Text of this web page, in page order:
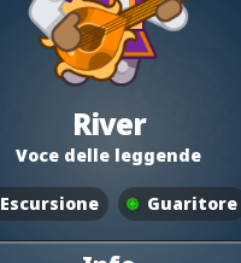
River
Voce delle leggende
Escursione Guaritore